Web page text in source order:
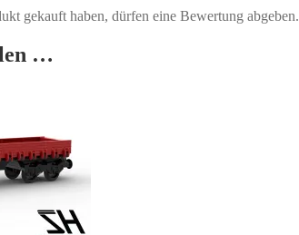
gekauft haben, dürfen eine Bewertung abgeben.
…